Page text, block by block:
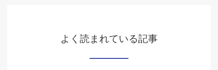
よく読まれている記事